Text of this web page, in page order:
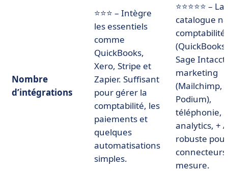
Nombre
d’intégrations
⭐⭐⭐ – Intègre
les essentiels
comme
QuickBooks,
Xero, Stripe et
Zapier. Suffisant
pour gérer la
comptabilité, les
paiements et
quelques
automatisations
simples.
⭐⭐⭐⭐⭐ –
catalogue
comptabilité
(QuickBooks,
Sage
marketing
(Mailchimp,
Podium),
téléphonie,
analytics, +
robuste pour
mesure.